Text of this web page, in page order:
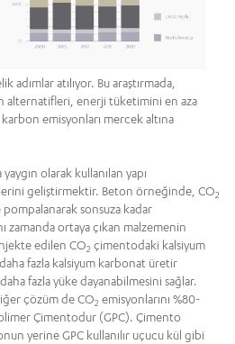
atılıyor. Bu araştırmada,
alternatifleri, enerji tüketimini en aza
emisyonları mercek altına
olarak kullanılan yapı
geliştirmektir. Beton örneğinde, CO2
sonsuza kadar
zamanda ortaya çıkan malzemenin
edilen CO2 çimentodaki kalsiyum
fazla kalsiyum karbonat üretir
fazla yüke dayanabilmesini sağlar.
çözüm de CO2 emisyonlarını %80-
Çimentodur (GPC). Çimento
yerine GPC kullanılır uçucu kül gibi